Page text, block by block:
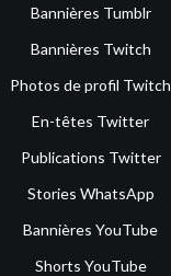
Bannières Tumblr
Bannières Twitch
Photos de profil Twitch
En-têtes Twitter
Publications Twitter
Stories WhatsApp
Bannières YouTube
Shorts YouTube